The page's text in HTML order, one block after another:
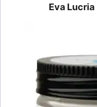
Eva Lucria